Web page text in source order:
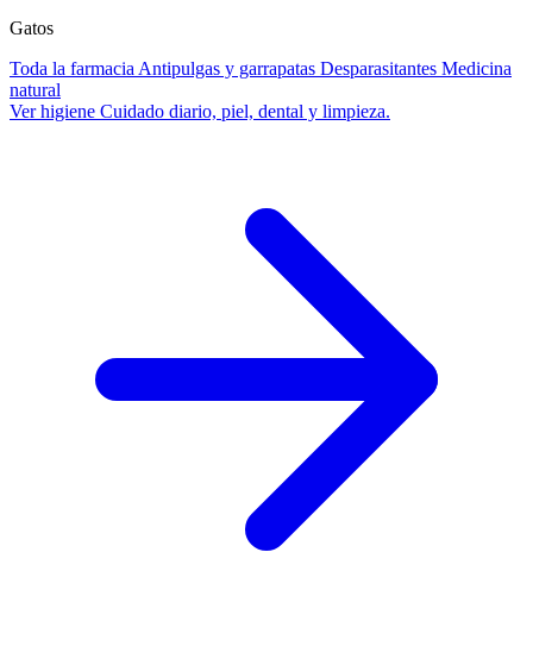
Gatos
Toda la farmacia Antipulgas y garrapatas Desparasitantes Medicina
natural
Ver higiene Cuidado diario, piel, dental y limpieza.